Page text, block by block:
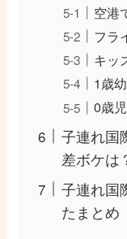
空港
フラ
キッ
1歳
0歳
子連れ国
差ボケは
子連れ国
たまとめ